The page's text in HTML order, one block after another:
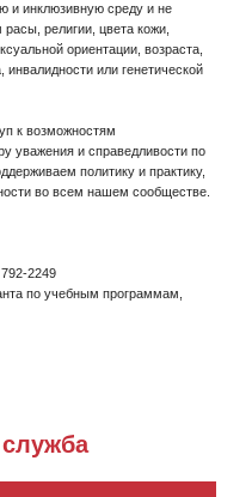
и инклюзивную среду и не
религии, цвета кожи,
ориентации, возраста,
или генетической
к возможностям
уважения и справедливости по
политику и практику,
во всем нашем сообществе.
2249
по учебным программам,